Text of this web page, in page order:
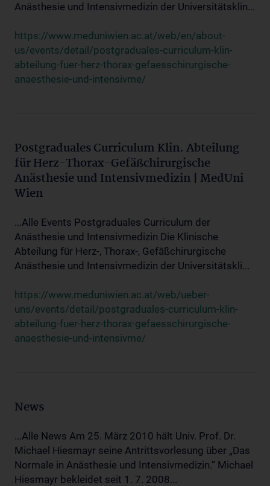
Anästhesie und Intensivmedizin der Universitätsklin...
https://www.meduniwien.ac.at/web/en/about-
us/events/detail/postgraduales-curriculum-klin-
abteilung-fuer-herz-thorax-gefaesschirurgische-
anaesthesie-und-intensivme/
Postgraduales Curriculum Klin. Abteilung
für Herz-Thorax-Gefäßchirurgische
Anästhesie und Intensivmedizin | MedUni
Wien
...Alle Events Postgraduales Curriculum der
Anästhesie und Intensivmedizin Die Klinische
Abteilung für Herz-, Thorax-, Gefäßchirurgische
Anästhesie und Intensivmedizin der Universitätskli...
https://www.meduniwien.ac.at/web/ueber-
uns/events/detail/postgraduales-curriculum-klin-
abteilung-fuer-herz-thorax-gefaesschirurgische-
anaesthesie-und-intensivme/
News
...Alle News Am 25. März 2010 hält Univ. Prof. Dr.
Michael Hiesmayr seine Antrittsvorlesung über „Das
Normale in Anästhesie und Intensivmedizin.“ Michael
Hiesmayr bekleidet seit 1. 7. 2008...